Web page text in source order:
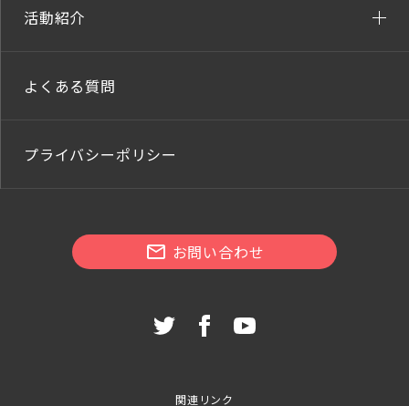
活動紹介
よくある質問
プライバシーポリシー
お問い合わせ
関連リンク